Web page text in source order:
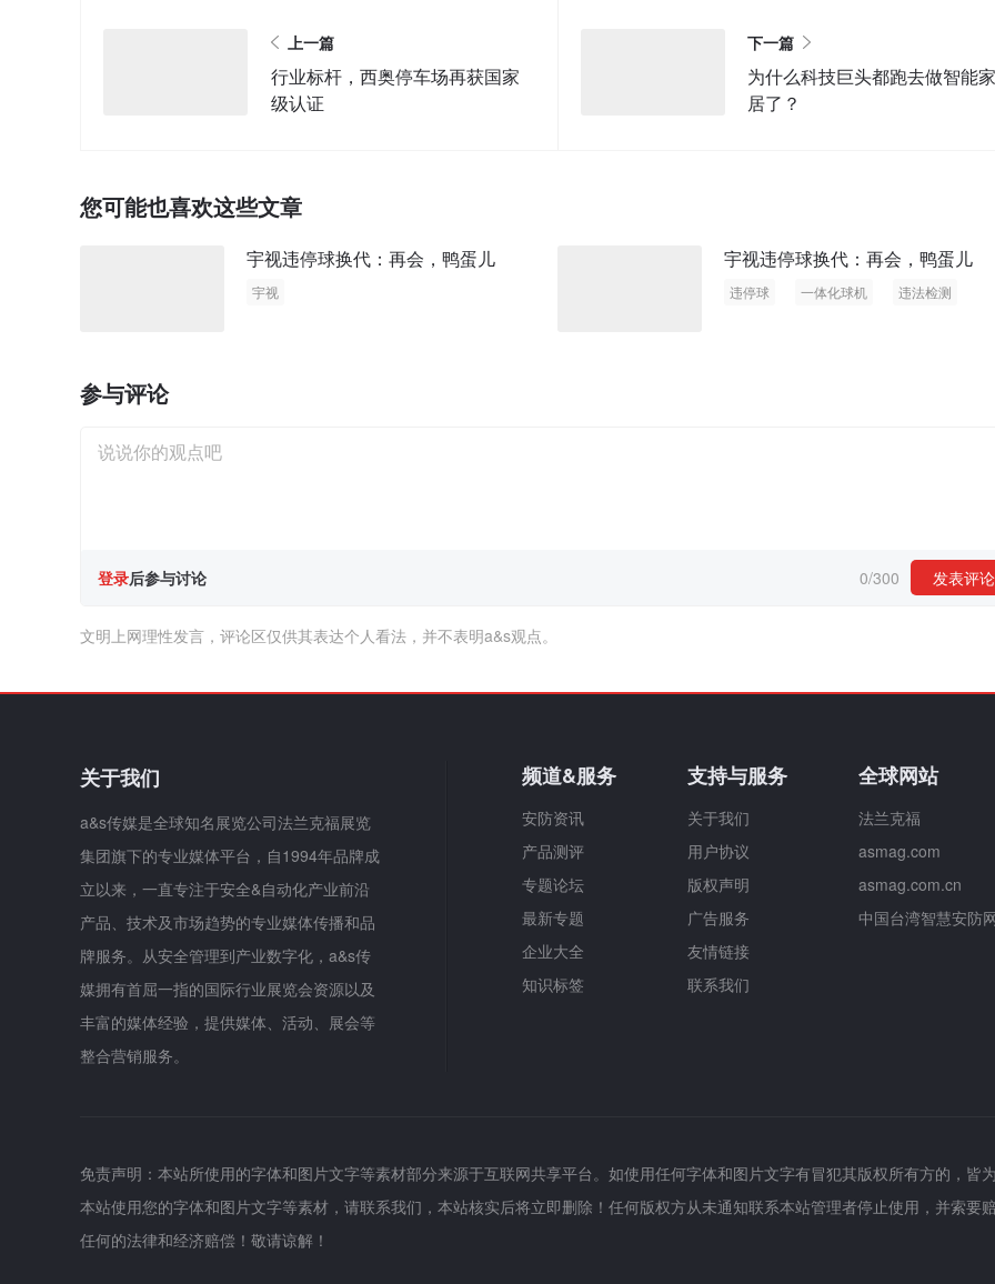
上一篇
行业标杆，西奥停车场再获国家
级认证
下一篇
为什么科技巨头都跑去做智能家
居了？
您可能也喜欢这些文章
宇视违停球换代：再会，鸭蛋儿
宇视
宇视违停球换代：再会，鸭蛋儿
违停球 一体化球机 违法检测
参与评论
登录后参与讨论 0/300 发表评论
文明上网理性发言，评论区仅供其表达个人看法，并不表明a&s观点。
关于我们
a&s传媒是全球知名展览公司法兰克福展览
集团旗下的专业媒体平台，自1994年品牌成
立以来，一直专注于安全&自动化产业前沿
产品、技术及市场趋势的专业媒体传播和品
牌服务。从安全管理到产业数字化，a&s传
媒拥有首屈一指的国际行业展览会资源以及
丰富的媒体经验，提供媒体、活动、展会等
整合营销服务。
频道&服务
安防资讯
产品测评
专题论坛
最新专题
企业大全
知识标签
支持与服务
关于我们
用户协议
版权声明
广告服务
友情链接
联系我们
全球网站
法兰克福
asmag.com
asmag.com.cn
中国台湾智慧安防
免责声明：本站所使用的字体和图片文字等素材部分来源于互联网共享平台。如使用任何字体和图片文字有冒犯其版权所有方的，
本站使用您的字体和图片文字等素材，请联系我们，本站核实后将立即删除！任何版权方从未通知联系本站管理者停止使用，并索要
任何的法律和经济赔偿！敬请谅解！